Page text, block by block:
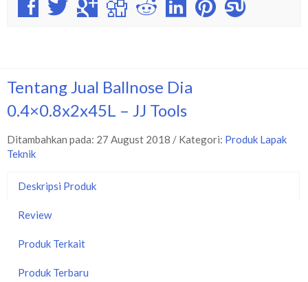
Tentang Jual Ballnose Dia
0.4×0.8x2x45L – JJ Tools
Ditambahkan pada: 27 August 2018 / Kategori: Produk Lapak
Teknik
Deskripsi Produk
Review
Produk Terkait
Produk Terbaru